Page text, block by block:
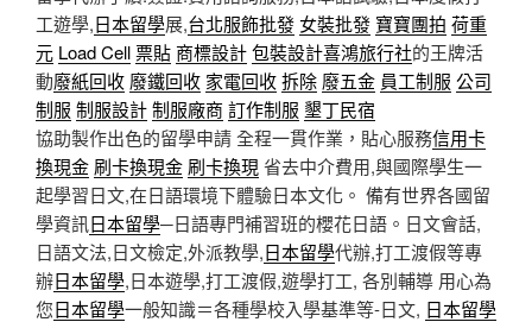
工遊學,日本留學展,台北服飾批發女裝批發 寶寶團拍 荷重
元 Load Cell票貼 商標設計包裝設計喜鴻旅行社的王牌活
動廢紙回收 廢鐵回收 家電回收拆除 廢五金 員工制服 公司
制服 制服設計制服廠商 訂作制服 墾丁民宿
協助製作出色的留學申請 全程一貫作業，貼心服務信用卡
換現金 刷卡換現金 刷卡換現 省去中介費用,與國際學生一
起學習日文,在日語環境下體驗日本文化。 備有世界各國留
學資訊日本留學─日語專門補習班的櫻花日語。日文會話,
日語文法,日文檢定,外派教學,日本留學代辦,打工渡假等專
辦日本留學,日本遊學,打工渡假,遊學打工, 各別輔導 用心為
您日本留學一般知識＝各種學校入學基準等-日文, 日本留學